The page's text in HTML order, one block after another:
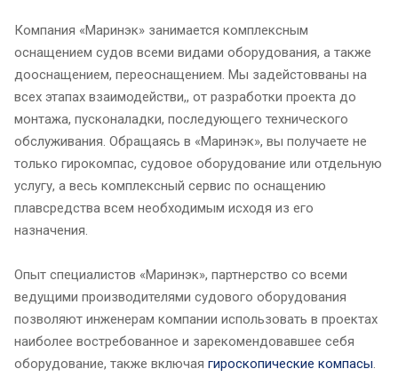
Компания «Маринэк» занимается комплексным
оснащением судов всеми видами оборудования, а также
дооснащением, переоснащением. Мы задейстовваны на
всех этапах взаимодействи,, от разработки проекта до
монтажа, пусконаладки, последующего технического
обслуживания. Обращаясь в «Маринэк», вы получаете не
только гирокомпас, судовое оборудование или отдельную
услугу, а весь комплексный сервис по оснащению
плавсредства всем необходимым исходя из его
назначения.
Опыт специалистов «Маринэк», партнерство со всеми
ведущими производителями судового оборудования
позволяют инженерам компании использовать в проектах
наиболее востребованное и зарекомендовавшее себя
оборудование, также включая гироскопические компасы.